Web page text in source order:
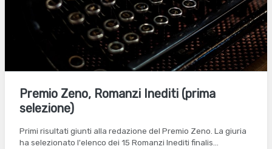
Premio Zeno, Romanzi Inediti (prima
selezione)
Primi risultati giunti alla redazione del Premio Zeno. La giuria
ha selezionato l'elenco dei 15 Romanzi Inediti finalis…